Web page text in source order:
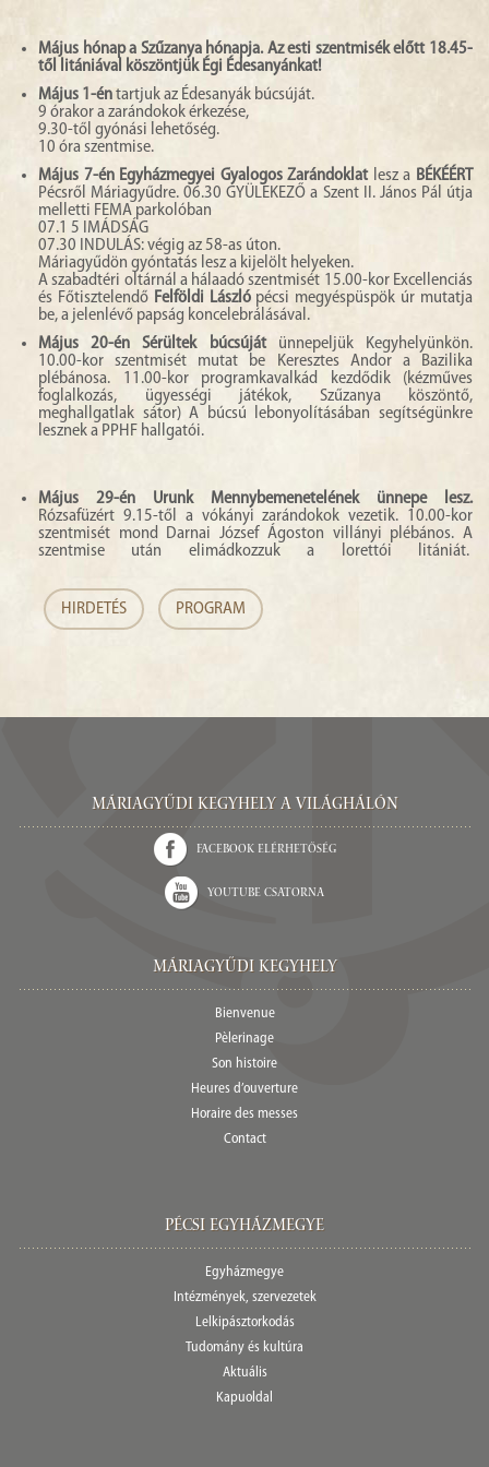
HORAIRE DES MESSES
CONTACT
Május hónap a Szűzanya hónapja. Az esti szentmisék előtt 18.45-
től litániával köszöntjük Égi Édesanyánkat!
Május 1-éntartjuk az Édesanyák búcsúját.
9 órakor a zarándokok érkezése,
9.30-től gyónási lehetőség.
10 óra szentmise.
Május 7-én Egyházmegyei Gyalogos Zarándoklatlesz a BÉKÉÉRT
Pécsről Máriagyűdre. 06.30 GYÜLEKEZŐ a Szent II. János Pál útja
melletti FEMA parkolóban
07.1 5 IMÁDSÁG
07.30 INDULÁS: végig az 58-as úton.
Máriagyűdön gyóntatás lesz a kijelölt helyeken.
A szabadtéri oltárnál a hálaadó szentmisét 15.00-kor Excellenciás
és Főtisztelendő Felföldi Lászlópécsi megyéspüspök úr mutatja
be, a jelenlévő papság koncelebrálásával.
Május 20-én
Sérültek búcsújátünnepeljük Kegyhelyünkön.
10.00-kor szentmisét mutat be Keresztes Andor a Bazilika
plébánosa. 11.00-kor programkavalkád kezdődik (kézműves
foglalkozás, ügyességi játékok, Szűzanya köszöntő,
meghallgatlak sátor) A búcsú lebonyolításában segítségünkre
lesznek a PPHF hallgatói.
Május 29-én Urunk Mennybemenetelének ünnepe lesz.
Rózsafüzért 9.15-től a vókányi zarándokok vezetik. 10.00-kor
szentmisét mond Darnai József Ágoston villányi plébános. A
szentmise után elimádkozzuk a lorettói litániát.
HIRDETÉS PROGRAM
Máriagyűdi Kegyhely a világhálón
Facebook elérhetőség
Youtube csatorna
Máriagyűdi Kegyhely
Bienvenue
Pèlerinage
Son histoire
Heures d’ouverture
Horaire des messes
Contact
Pécsi egyházmegye
Egyházmegye
Intézmények, szervezetek
Lelkipásztorkodás
Tudomány és kultúra
Aktuális
Kapuoldal